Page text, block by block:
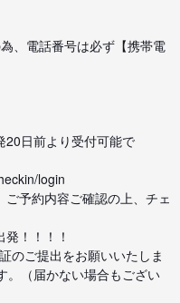
、電話番号は必ず【携帯電
20日前より受付可能で
login
ご予約内容ご確認の上、チェ
！！！！
のご提出をお願いいたしま
。（届かない場合もござい